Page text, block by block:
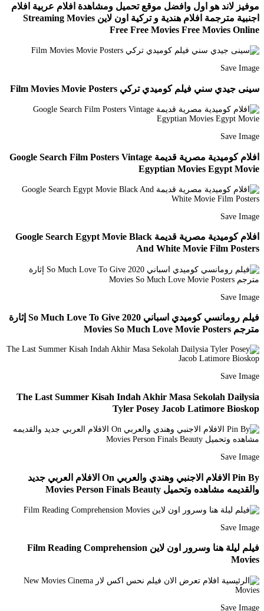
موفيز لاند هو اول وافضل موقع تحميل ومشاهدة افلام عربية افلام
اجنبية مترجمة افلام هندية و تركية اون لاين Streaming Movies
Free Free Movies Free Movies Online
Save Image
سينى جيدي سني فيلم كوميدي تركي Film Movies Movie Posters
Save Image
افلام كوميدية مصرية قديمة Google Search Film Posters Vintage
Egyptian Movies Egypt Movie
Save Image
افلام كوميدية مصرية قديمة Google Search Egypt Movie Black
And White Movie Film Posters
Save Image
فيلم رومانسي كوميدي اسباني So Much Love To Give 2020 إثارة
مترجم Movies So Much Love Movie Posters
Save Image
The Last Summer Kisah Indah Akhir Masa Sekolah Dailysia
Tyler Posey Jacob Latimore Bioskop
Save Image
Pin By الافلام الاجنبي وهندي والعربي On الافلام العربي جديد
والقديمه مشاهده وتحميل Movies Person Finals Beauty
Save Image
فيلم ليلة هنا وسرور اون لاين Film Reading Comprehension
Movies
Save Image